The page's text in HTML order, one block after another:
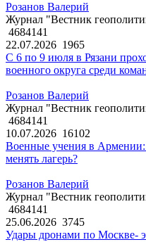
Розанов Валерий
Журнал "Вестник
4684141
22.07.2026 1965
С 6 по 9 июля в Рязани
военного округа среди
Розанов Валерий
Журнал "Вестник
4684141
10.07.2026 16102
Военные учения в Армении:
менять лагерь?
Розанов Валерий
Журнал "Вестник
4684141
25.06.2026 3745
Удары дронами по Москве-